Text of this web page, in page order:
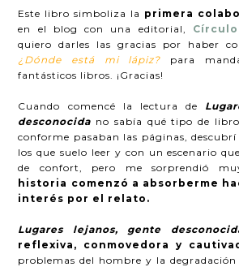
Este libro simboliza la primera
en el blog con una editorial,
quiero darles las gracias por haber
¿Dónde está mi lápiz?
para
fantásticos libros. ¡Gracias!
Cuando comencé la lectura de
desconocida no sabía qué tipo de
conforme pasaban las páginas,
los que suelo leer y con un escenario
de confort, pero me sorprendió
historia comenzó a absorberme
interés por el relato.
Lugares lejanos, gente
reflexiva, conmovedora y
problemas del hombre y la degradación